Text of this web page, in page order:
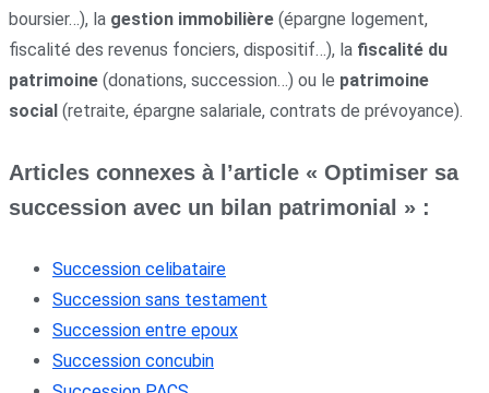
boursier…), la gestion immobilière (épargne logement,
fiscalité des revenus fonciers, dispositif…), la fiscalité du
patrimoine (donations, succession…) ou le patrimoine
social (retraite, épargne salariale, contrats de prévoyance).
Articles connexes à l’article « Optimiser sa
succession avec un bilan patrimonial » :
Succession celibataire
Succession sans testament
Succession entre epoux
Succession concubin